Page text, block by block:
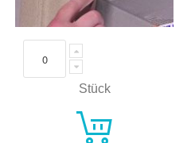
Stück